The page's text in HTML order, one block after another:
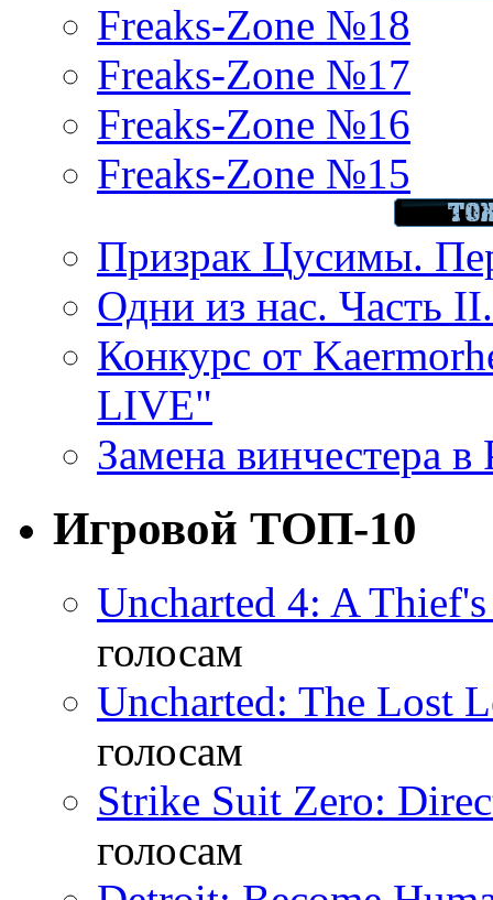
Freaks-Zone №18
Freaks-Zone №17
Freaks-Zone №16
Freaks-Zone №15
Призрак Цусимы.
Одни из нас. Часть
Конкурс от
LIVE"
Замена винчестера
Игровой ТОП-10
Uncharted 4: A
голосам
Uncharted: The Lost
голосам
Strike Suit Zero:
голосам